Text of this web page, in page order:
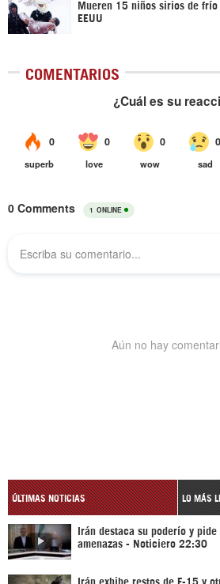
Mueren 15 niños sirios de frío
EEUU
COMENTARIOS
ÚLTIMAS NOTICIAS LO MÁS
Irán destaca su poderío y
amenazas - Noticiero 22:30
Irán exhibe restos de F-15 y